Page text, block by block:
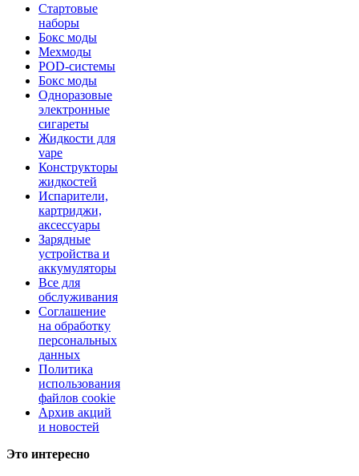
Стартовые
наборы
Бокс моды
Мехмоды
POD-системы
Бокс моды
Одноразовые
электронные
сигареты
Жидкости для
vape
Конструкторы
жидкостей
Испарители,
картриджи,
аксессуары
Зарядные
устройства и
аккумуляторы
Все для
обслуживания
Соглашение
на обработку
персональных
данных
Политика
использования
файлов cookie
Архив акций
и новостей
Это интересно